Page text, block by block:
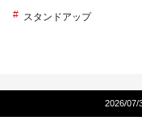
スタンドアップ
2026/07/